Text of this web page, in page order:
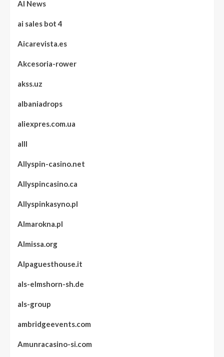
AI News
ai sales bot 4
Aicarevista.es
Akcesoria-rower
akss.uz
albaniadrops
aliexpres.com.ua
alll
Allyspin-casino.net
Allyspincasino.ca
Allyspinkasyno.pl
Almarokna.pl
Almissa.org
Alpaguesthouse.it
als-elmshorn-sh.de
als-group
ambridgeevents.com
Amunracasino-si.com